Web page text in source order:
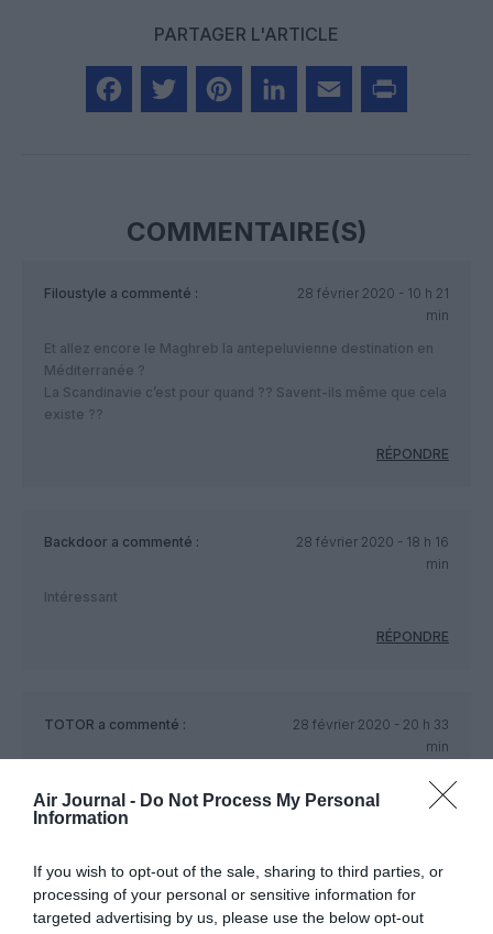
Air Journal - Do Not Process My Personal
Information
If you wish to opt-out of the sale, sharing to third parties, or
processing of your personal or sensitive information for
targeted advertising by us, please use the below opt-out
PARTAGER L'ARTICLE
COMMENTAIRE(S)
Filoustyle a commenté :
28 février 2020 - 10 h 21
min
Et allez encore le Maghreb la antepeluvienne destination en
Méditerranée ?
La Scandinavie c’est pour quand ?? Savent-ils même que cela
existe ??
RÉPONDRE
Backdoor a commenté :
28 février 2020 - 18 h 16
min
Intéressant
RÉPONDRE
TOTOR a commenté :
28 février 2020 - 20 h 33
min
Malaga Marrakech Monastir y a du potentiel autour de ce
bassin .
RÉPONDRE